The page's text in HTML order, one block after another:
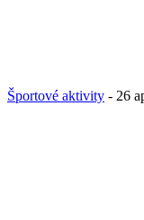
Športové aktivity - 26